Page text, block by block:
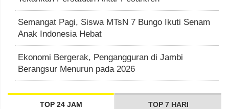
Semangat Pagi, Siswa MTsN 7 Bungo Ikuti Senam
Anak Indonesia Hebat
Ekonomi Bergerak, Pengangguran di Jambi
Berangsur Menurun pada 2026
TOP 24 JAM TOP 7 HARI